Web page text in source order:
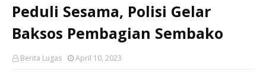
Peduli Sesama, Polisi Gelar
Baksos Pembagian Sembako
Berita Lugas April 10, 2023